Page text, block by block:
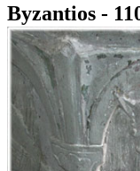
Byzantios -